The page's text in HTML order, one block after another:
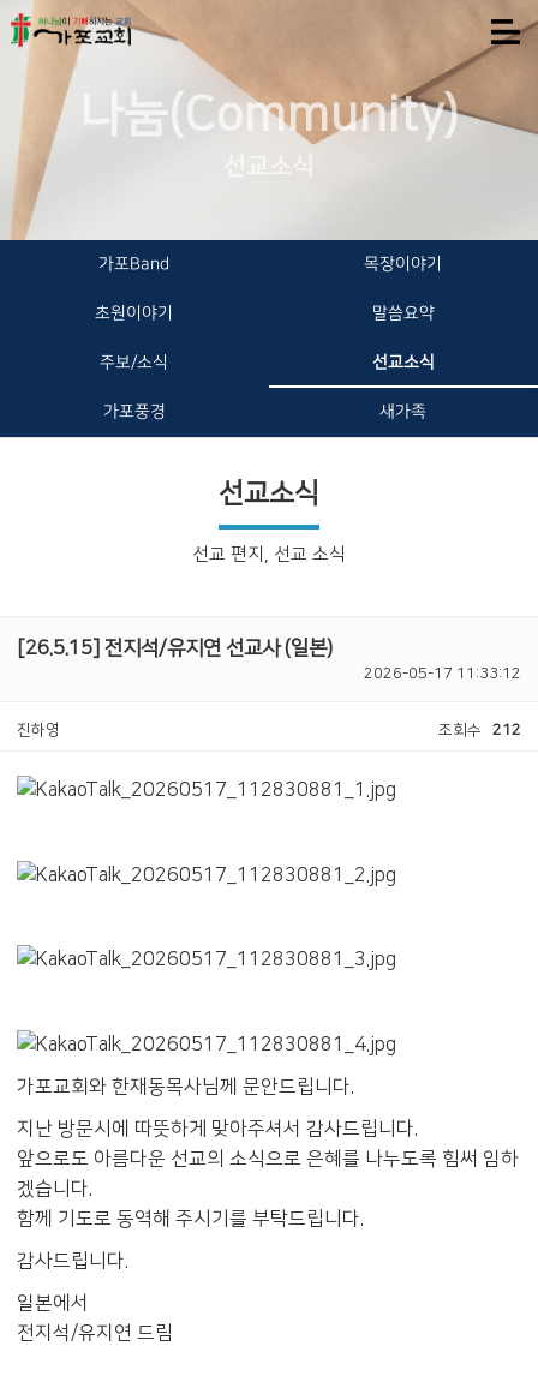
나눔(Community)
선교소식
가포Band 목장이야기
초원이야기 말씀요약
주보/소식 선교소식
가포풍경 새가족
선교소식
선교 편지, 선교 소식
[26.5.15] 전지석/유지연 선교사 (일본)
2026-05-17 11:33:12
진하영 조회수 212
가포교회와 한재동목사님께 문안드립니다.
지난 방문시에 따뜻하게 맞아주셔서 감사드립니다.
앞으로도 아름다운 선교의 소식으로 은혜를 나누도록 힘써 임하
겠습니다.
함께 기도로 동역해 주시기를 부탁드립니다.
감사드립니다.
일본에서
전지석/유지연 드림